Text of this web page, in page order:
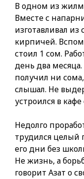
В одном из
Вместе с
изготавливал из
кирпичей.
стоил 1 сом.
день два
получил ни
слышал. Не
устроился в
Недолго
трудился целый
его дни без
Не жизнь, а
говорит Азат о